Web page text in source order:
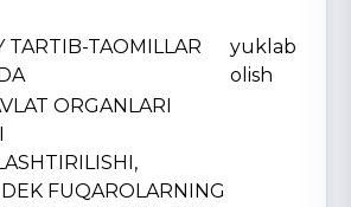
TARTIB-TAOMILLAR
yuklab
olish
ORGANLARI
FUQAROLARNING